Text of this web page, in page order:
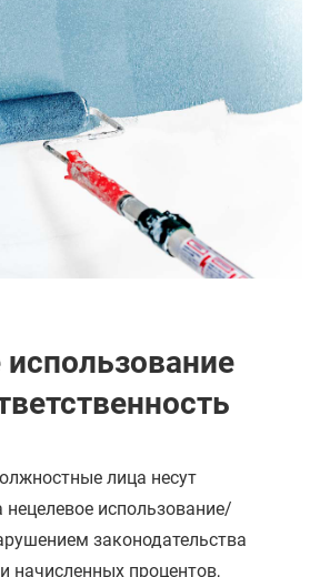
лица несут
нецелевое использование/
законодательства
начисленных процентов,